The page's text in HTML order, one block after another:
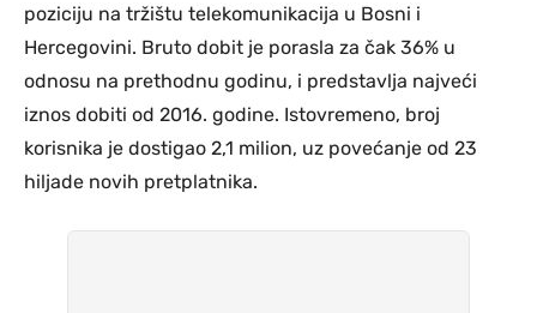
poziciju na tržištu telekomunikacija u Bosni i
Hercegovini. Bruto dobit je porasla za čak 36% u
odnosu na prethodnu godinu, i predstavlja najveći
iznos dobiti od 2016. godine. Istovremeno, broj
korisnika je dostigao 2,1 milion, uz povećanje od 23
hiljade novih pretplatnika.